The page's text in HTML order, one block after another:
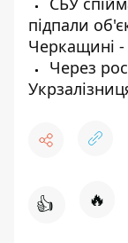
підпали
Черкащині
Через
👍 🔥